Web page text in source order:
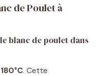
de Poulet à
blanc de poulet dans
180°C. Cette